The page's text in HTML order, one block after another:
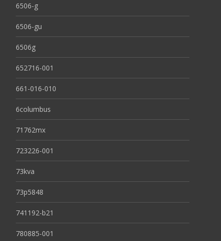
6506-g
6506-gu
6506g
652716-001
661-016-010
6columbus
71762mx
723226-001
73kva
73p5848
741192-b21
780885-001